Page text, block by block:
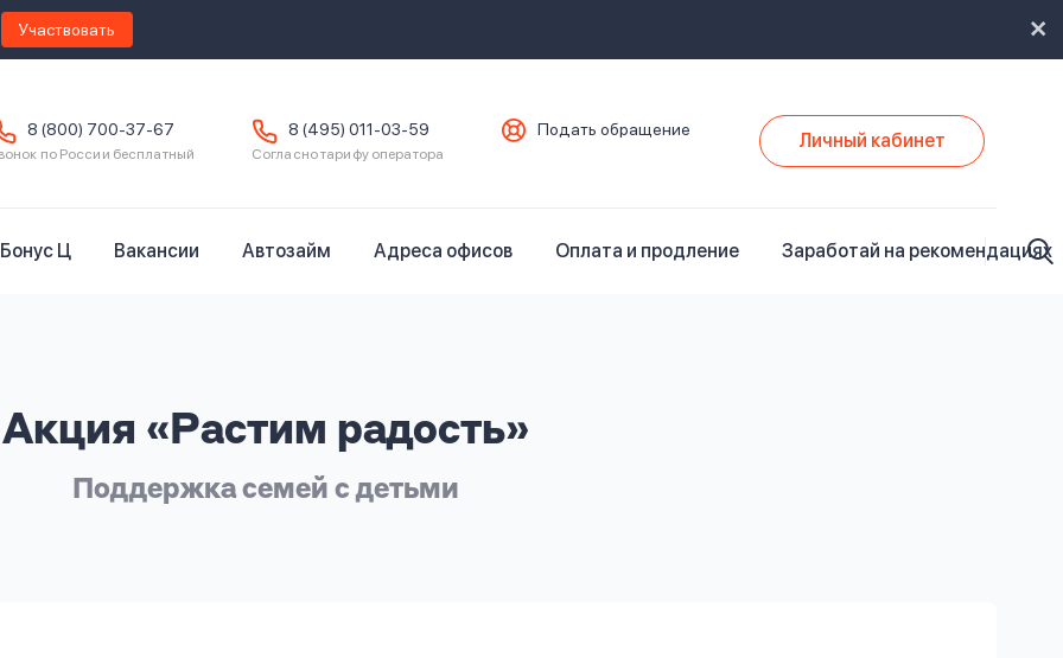
Участвовать
8 (800) 700-37-67
по России бесплатный
8 (495) 011-03-59
Согласно тарифу оператора
Подать обращение Личный кабинет
Бонус Ц Вакансии Автозайм Адреса офисов Оплата и продление Заработай на рекомендациях
Акция «Растим радость»
Поддержка семей с детьми